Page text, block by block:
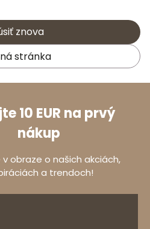
znova
stránka
10 EUR na prvý
nákup
obraze o našich akciách,
a trendoch!